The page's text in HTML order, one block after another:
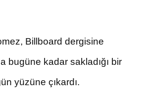
Billboard dergisine
bugüne kadar sakladığı bir
yüzüne çıkardı.